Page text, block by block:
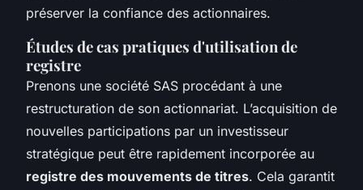
préserver la confiance des actionnaires.
Études de cas pratiques d'utilisation de
registre
Prenons une société SAS procédant à une
restructuration de son actionnariat. L’acquisition de
nouvelles participations par un investisseur
stratégique peut être rapidement incorporée au
registre des mouvements de titres. Cela garantit